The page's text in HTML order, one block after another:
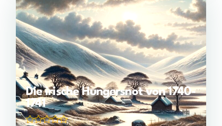
Die irische Hungersnot von 1740-
1741
(0 votes)